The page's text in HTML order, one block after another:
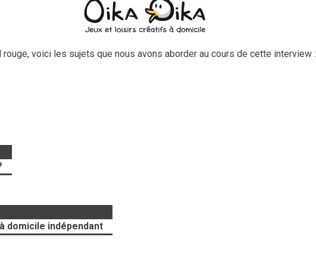
voici les sujets que nous avons aborder au cours de cette interview :
domicile indépendant